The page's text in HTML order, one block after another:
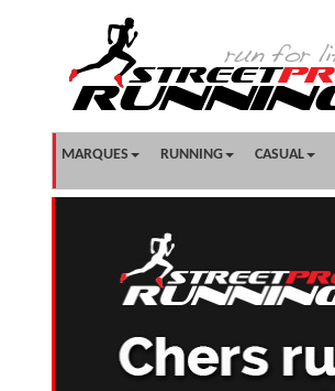
MARQUES RUNNING CASUAL